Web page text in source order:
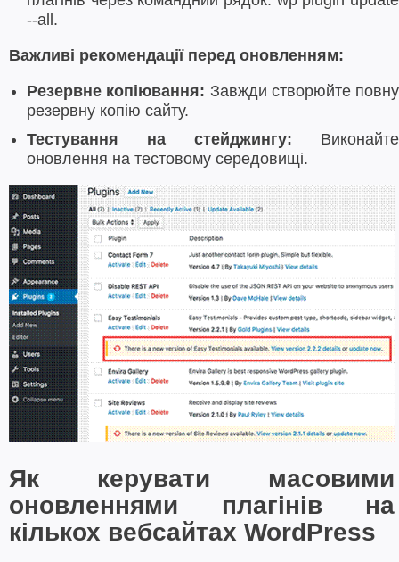
--all.
Важливі рекомендації перед оновленням:
Резервне копіювання: Завжди створюйте повну
резервну копію сайту.
Тестування на стейджингу: Виконайте
оновлення на тестовому середовищі.
Як керувати масовими
оновленнями плагінів на
кількох вебсайтах WordPress